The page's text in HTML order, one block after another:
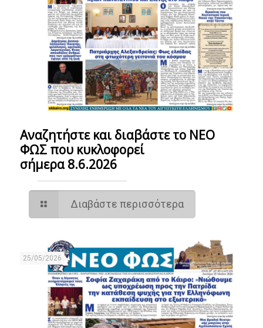
Αναζητήστε και διαβάστε το ΝΕΟ
ΦΩΣ που κυκλοφορεί
σήμερα 8.6.2026
Διαβάστε περισσότερα
25/05/2026